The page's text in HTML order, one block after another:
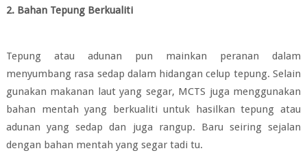
2. Bahan Tepung Berkualiti
Tepung atau adunan pun mainkan peranan dalam
menyumbang rasa sedap dalam hidangan celup tepung. Selain
gunakan makanan laut yang segar, MCTS juga menggunakan
bahan mentah yang berkualiti untuk hasilkan tepung atau
adunan yang sedap dan juga rangup. Baru seiring sejalan
dengan bahan mentah yang segar tadi tu.